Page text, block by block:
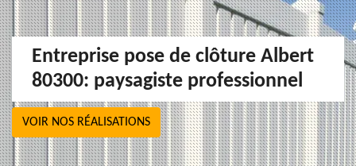
Entreprise pose de clôture Albert
80300: paysagiste professionnel
VOIR NOS RÉALISATIONS